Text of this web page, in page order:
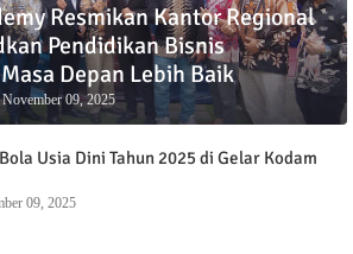
Resmikan Kantor Regional
Pendidikan Bisnis
Depan Lebih Baik
November 09, 2025
Usia Dini Tahun 2025 di Gelar Kodam
09, 2025